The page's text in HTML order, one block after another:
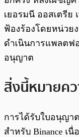
เยอรมนี ออสเตรีย
ฟ้องร้องโดยหน่วย
ดำเนินการแพลตฟ
อนุญาต
สิ่งนี้หมายคว
การได้รับใบอนุญา
สำหรับ Binance เ